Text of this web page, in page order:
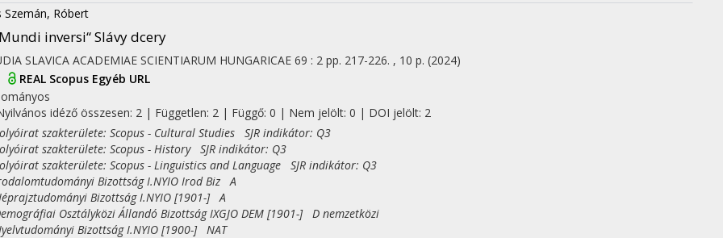
Szemán, Róbert
inversi“ Slávy dcery
SLAVICA ACADEMIAE SCIENTIARUM HUNGARICAE 69 : 2 pp. 217-226. , 10 p. (2024)
REAL Scopus Egyéb URL
idéző összesen: 2 | Független: 2 | Függő: 0 | Nem jelölt: 0 | DOI jelölt: 2
szakterülete: Scopus - Cultural Studies SJR indikátor: Q3
szakterülete: Scopus - History SJR indikátor: Q3
szakterülete: Scopus - Linguistics and Language SJR indikátor: Q3
Bizottság I.NYIO Irod Biz A
Bizottság I.NYIO [1901-] A
Osztályközi Állandó Bizottság IXGJO DEM [1901-] D nemzetközi
Bizottság I.NYIO [1900-] NAT